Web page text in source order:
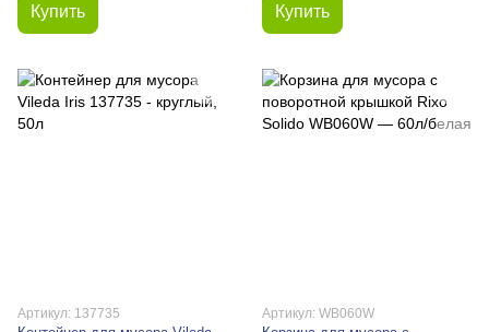
Купить Купить
Артикул: 137735 Артикул: WB060W